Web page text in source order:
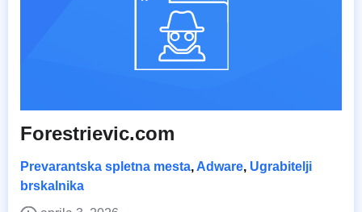
Forestrievic.com
Prevarantska spletna mesta, Adware, Ugrabitelji
brskalnika